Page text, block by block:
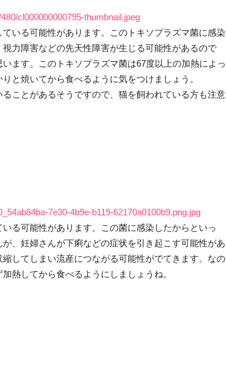
cl000000000795-thumbnail.jpeg
いる可能性があります。このトキソプラズマ菌に感染
力障害などの先天性障害が生じる可能性があるので
ます。このトキソプラズマ菌は67度以上の加熱によっ
と焼いてから食べるように気をつけましょう。
ことがあるそうですので、猫を飼われている方も注意
7e30-4b9e-b119-62170a0100b9.png.jpg
る可能性があります。この菌に感染したからといっ
、妊婦さんが下痢などの症状を引き起こす可能性があ
してしまい流産につながる可能性がでてきます。なの
熱してから食べるようにしましょうね。